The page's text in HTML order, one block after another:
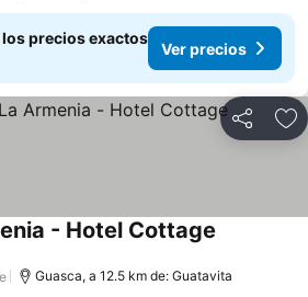
precios exactos
Ver precios
Compartir
- Hotel Cottage
Guasca, a 12.5 km de: Guatavita